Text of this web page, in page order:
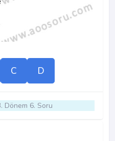
C D
Dönem 6. Soru